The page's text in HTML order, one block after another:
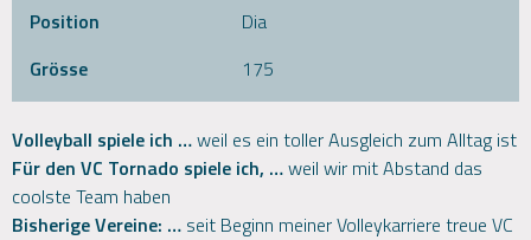
Position
Dia
Grösse
175
Volleyball spiele ich …weil es ein toller Ausgleich zum Alltag ist
Für den VC Tornado spiele ich, …weil wir mit Abstand das
coolste Team haben
Bisherige Vereine: … seit Beginn meiner Volleykarriere treue VC